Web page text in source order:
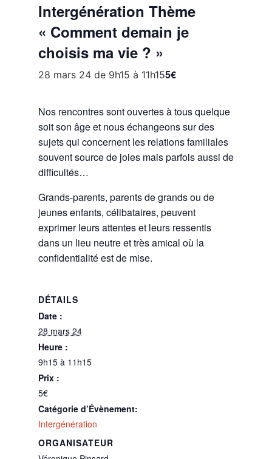
Intergénération Thème
« Comment demain je
choisis ma vie ? »
28 mars 24 de 9h15 à 11h155€
Nos rencontres sont ouvertes à tous quelque
soit son âge et nous échangeons sur des
sujets qui concernent les relations familiales
souvent source de joies mais parfois aussi de
difficultés…
Grands-parents, parents de grands ou de
jeunes enfants, célibataires, peuvent
exprimer leurs attentes et leurs ressentis
dans un lieu neutre et très amical où la
confidentialité est de mise.
DÉTAILS
Date :
28 mars 24
Heure :
9h15 à 11h15
Prix :
5€
Catégorie d’Évènement:
Intergénération
ORGANISATEUR